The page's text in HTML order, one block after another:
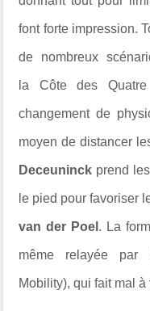
font forte impression.
de nombreux
la Côte des
changement de
moyen de distancer
Deceuninck prend
le pied pour favoriser
van der Poel . La
même relayée par
Mobility), qui fait mal à